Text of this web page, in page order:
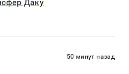
Даку
50 минут назад